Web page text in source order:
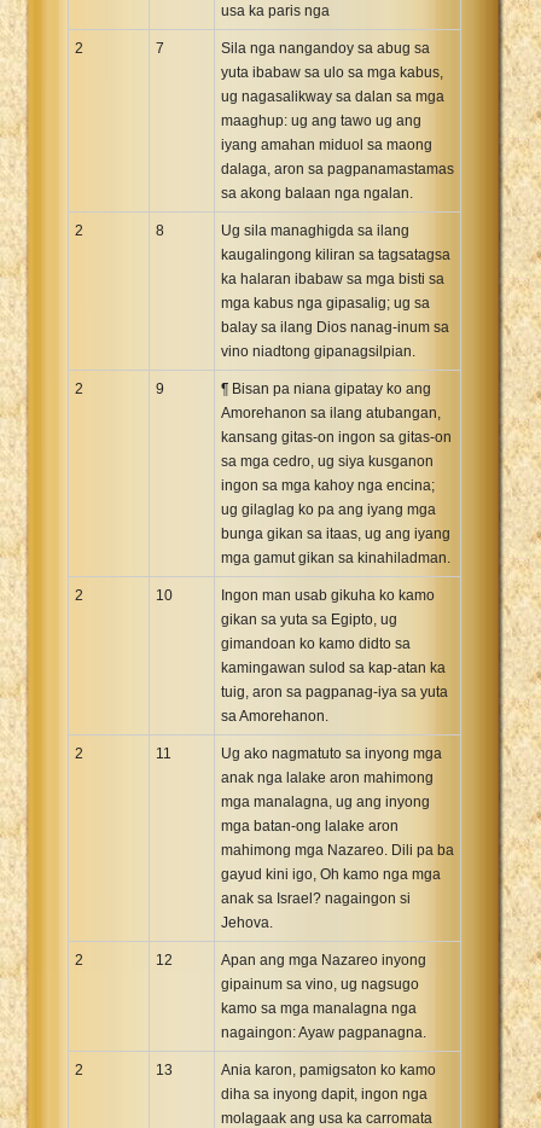
usa ka paris nga
2 7
Sila nga nangandoy sa abug sa
yuta ibabaw sa ulo sa mga kabus,
ug nagasalikway sa dalan sa mga
maaghup: ug ang tawo ug ang
iyang amahan miduol sa maong
dalaga, aron sa pagpanamastamas
sa akong balaan nga ngalan.
2 8
Ug sila managhigda sa ilang
kaugalingong kiliran sa tagsatagsa
ka halaran ibabaw sa mga bisti sa
mga kabus nga gipasalig; ug sa
balay sa ilang Dios nanag-inum sa
vino niadtong gipanagsilpian.
2 9
¶ Bisan pa niana gipatay ko ang
Amorehanon sa ilang atubangan,
kansang gitas-on ingon sa gitas-on
sa mga cedro, ug siya kusganon
ingon sa mga kahoy nga encina;
ug gilaglag ko pa ang iyang mga
bunga gikan sa itaas, ug ang iyang
mga gamut gikan sa kinahiladman.
2 10
Ingon man usab gikuha ko kamo
gikan sa yuta sa Egipto, ug
gimandoan ko kamo didto sa
kamingawan sulod sa kap-atan ka
tuig, aron sa pagpanag-iya sa yuta
sa Amorehanon.
2 11
Ug ako nagmatuto sa inyong mga
anak nga lalake aron mahimong
mga manalagna, ug ang inyong
mga batan-ong lalake aron
mahimong mga Nazareo. Dili pa ba
gayud kini igo, Oh kamo nga mga
anak sa Israel? nagaingon si
Jehova.
2 12
Apan ang mga Nazareo inyong
gipainum sa vino, ug nagsugo
kamo sa mga manalagna nga
nagaingon: Ayaw pagpanagna.
2 13
Ania karon, pamigsaton ko kamo
diha sa inyong dapit, ingon nga
molagaak ang usa ka carromata